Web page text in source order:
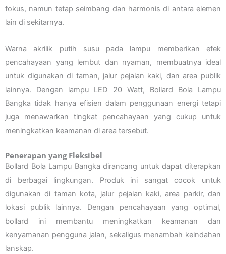
fokus, namun tetap seimbang dan harmonis di antara elemen
lain di sekitarnya.
Warna akrilik putih susu pada lampu memberikan efek
pencahayaan yang lembut dan nyaman, membuatnya ideal
untuk digunakan di taman, jalur pejalan kaki, dan area publik
lainnya. Dengan lampu LED 20 Watt, Bollard Bola Lampu
Bangka tidak hanya efisien dalam penggunaan energi tetapi
juga menawarkan tingkat pencahayaan yang cukup untuk
meningkatkan keamanan di area tersebut.
Penerapan yang Fleksibel
Bollard Bola Lampu Bangka dirancang untuk dapat diterapkan
di berbagai lingkungan. Produk ini sangat cocok untuk
digunakan di taman kota, jalur pejalan kaki, area parkir, dan
lokasi publik lainnya. Dengan pencahayaan yang optimal,
bollard ini membantu meningkatkan keamanan dan
kenyamanan pengguna jalan, sekaligus menambah keindahan
lanskap.